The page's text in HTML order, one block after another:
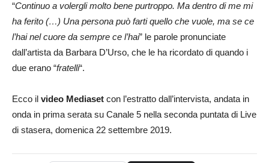
“Continuo a volergli molto bene purtroppo. Ma dentro di me mi
ha ferito (…) Una persona può farti quello che vuole, ma se ce
l’hai nel cuore da sempre ce l’hai” le parole pronunciate
dall’artista da Barbara D’Urso, che le ha ricordato di quando i
due erano “fratelli“.
Ecco il video Mediaset con l’estratto dall’intervista, andata in
onda in prima serata su Canale 5 nella seconda puntata di Live
di stasera, domenica 22 settembre 2019.